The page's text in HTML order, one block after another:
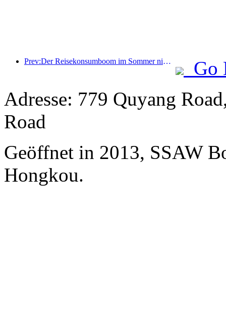
Prev:Der Reisekonsumboom im Sommer nimmt zu, der Markt für Kulturtourismus erlebt Neuerungen und Verbesserungen
Go
Adresse: 779 Quyang
Road
Geöffnet in 2013, SSAW
Hongkou.